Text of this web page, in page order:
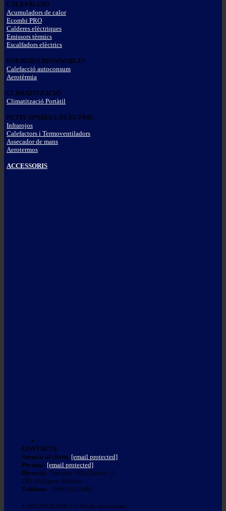
CALEFACCIÓ
Acumuladors de calor
Ecombi PRO
Calderes elèctriques
Emissors tèrmics
Escalfadors elèctrics
ENERGIES RENOVABLES
Calefacció autoconsum
Aerotèrmia
CLIMATITZACIÓ
Climatització Portàtil
PETIT APARELL ELÈCTRIC
Infrarojos
Calefactors i Termoventiladors
Assecador de mans
Aerotermos
ACCESSORIS
CONTACTE
Atenció al client: [email protected]
Premsa: [email protected]
Direcció: Travesía Villa Esther, 11
28110 Algete, Madrid
Teléfono: +34916281440
© 1973-2026 ELNUR S.A. Tots els drets reservats